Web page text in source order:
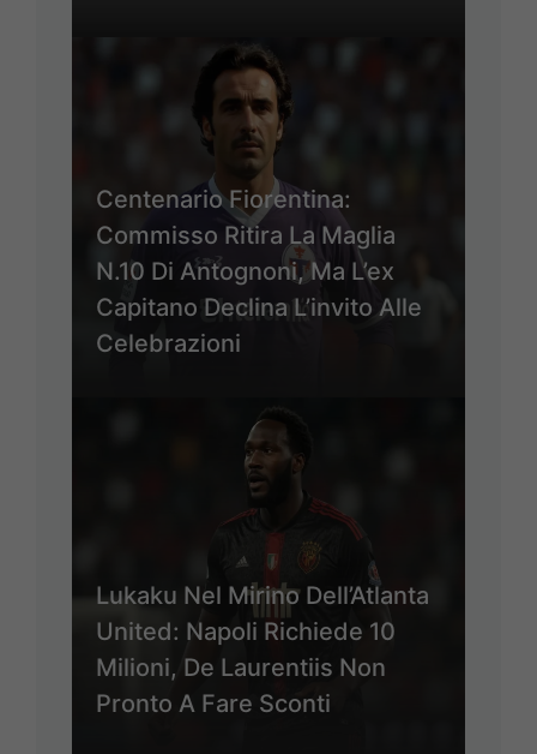
Centenario Fiorentina:
Commisso Ritira La Maglia
N.10 Di Antognoni, Ma L’ex
Capitano Declina L’invito Alle
Celebrazioni
Lukaku Nel Mirino Dell’Atlanta
United: Napoli Richiede 10
Milioni, De Laurentiis Non
Pronto A Fare Sconti